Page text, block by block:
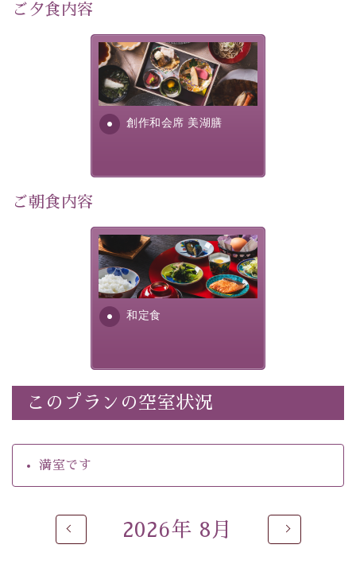
徹底した衛生管理を行っております。
---------------------------------------------
【公式限定価格】 通常料金よりお一人様1100円引き
・朝夕個室料亭で個室食
・館内着をご用意
・就寝用パジャマをご用意
・館内フリーWi-Fi
・チェックイン15時、チェックアウト10時
・朝食はこだわりの味噌汁をはじめとした和定食
自家源泉「美翠源泉」は酸化の進みが遅く新鮮で若返り
■お座敷風呂（大浴場）
温泉の成分に合わせ、防菌防カビの特殊素材の畳を使
ご夕食内容
創作和会席 美湖膳
美湖膳とは諏訪の地で特別を
提供する為に料理長・神原 裕
明が考え出した創作和会席で
す。美しい諏訪湖の幸...
ご朝食内容
和定食
さっぱりとした和食膳に使わ
れる食材は、諏訪の名産品を
ふんだんに取り入れ、安心・
安全を心掛けた長野県産...
このプランの空室状況
満室です
2026年 8月